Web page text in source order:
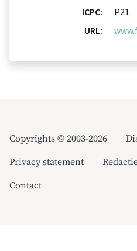
ICPC:
P21
URL:
Copyrights © 2003-2026
Privacy statement
Contact